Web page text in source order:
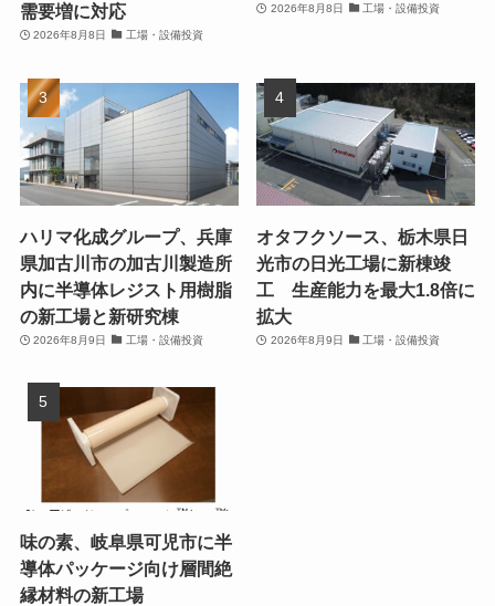
需要増に対応
2026年8月8日 工場・設備投資
2026年8月8日 工場・設備投資
ハリマ化成グループ、兵庫
県加古川市の加古川製造所
内に半導体レジスト用樹脂
の新工場と新研究棟
2026年8月9日 工場・設備投資
オタフクソース、栃木県日
光市の日光工場に新棟竣
工 生産能力を最大1.8倍に
拡大
2026年8月9日 工場・設備投資
味の素、岐阜県可児市に半
導体パッケージ向け層間絶
縁材料の新工場